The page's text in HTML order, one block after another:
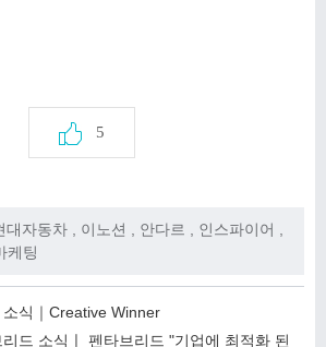
5
대자동차 , 이노션 , 안다르 , 인스파이어 ,
케팅
식｜Creative Winner
드 소식ㅣ 펜타브리드 "기업에 최적화 된